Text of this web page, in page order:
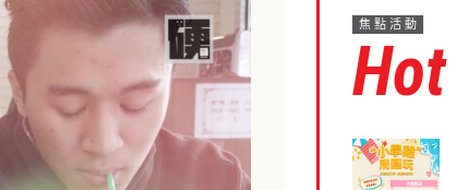
焦點活動
Hot